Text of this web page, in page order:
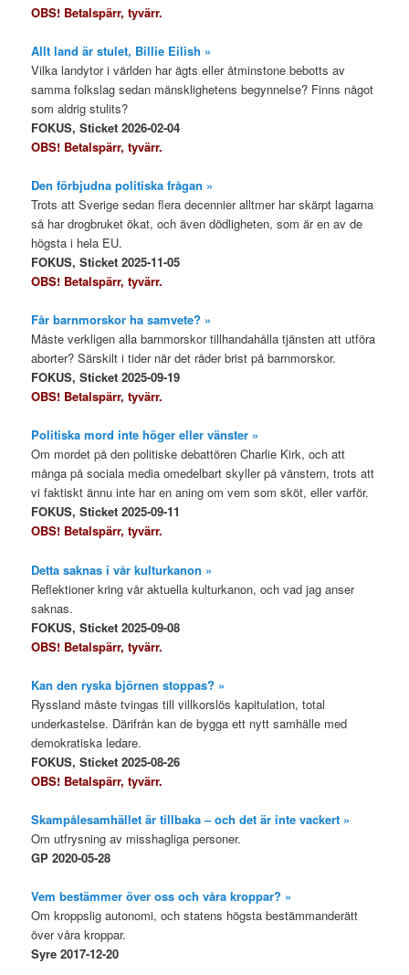
OBS! Betalspärr, tyvärr.
Allt land är stulet, Billie Eilish »
Vilka landytor i världen har ägts eller åtminstone bebotts av
samma folkslag sedan mänsklighetens begynnelse? Finns något
som aldrig stulits?
FOKUS, Sticket 2026-02-04
OBS! Betalspärr, tyvärr.
Den förbjudna politiska frågan »
Trots att Sverige sedan flera decennier alltmer har skärpt lagarna
så har drogbruket ökat, och även dödligheten, som är en av de
högsta i hela EU.
FOKUS, Sticket 2025-11-05
OBS! Betalspärr, tyvärr.
Får barnmorskor ha samvete? »
Måste verkligen alla barnmorskor tillhandahålla tjänsten att utföra
aborter? Särskilt i tider när det råder brist på barnmorskor.
FOKUS, Sticket 2025-09-19
OBS! Betalspärr, tyvärr.
Politiska mord inte höger eller vänster »
Om mordet på den politiske debattören Charlie Kirk, och att
många på sociala media omedelbart skyller på vänstern, trots att
vi faktiskt ännu inte har en aning om vem som sköt, eller varför.
FOKUS, Sticket 2025-09-11
OBS! Betalspärr, tyvärr.
Detta saknas i vår kulturkanon »
Reflektioner kring vår aktuella kulturkanon, och vad jag anser
saknas.
FOKUS, Sticket 2025-09-08
OBS! Betalspärr, tyvärr.
Kan den ryska björnen stoppas? »
Ryssland måste tvingas till villkorslös kapitulation, total
underkastelse. Därifrån kan de bygga ett nytt samhälle med
demokratiska ledare.
FOKUS, Sticket 2025-08-26
OBS! Betalspärr, tyvärr.
Skampålesamhället är tillbaka – och det är inte vackert »
Om utfrysning av misshagliga personer.
GP 2020-05-28
Vem bestämmer över oss och våra kroppar? »
Om kroppslig autonomi, och statens högsta bestämmanderätt
över våra kroppar.
Syre 2017-12-20